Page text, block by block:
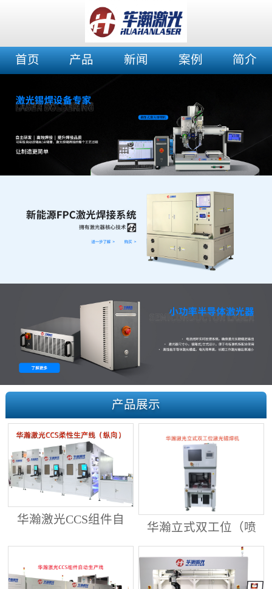
首页 产品 新闻 案例 简介
产品展示
华瀚激光CCS组件自
动生产线（纵向线）
华瀚立式双工位（喷
射锡膏）激光焊锡机